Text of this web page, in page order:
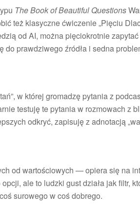
The Book of Beautiful Questions
też klasyczne ćwiczenie „Pięciu
od AI, można pięciokrotnie zapytać
prawdziwego źródła i sedna
w której gromadzę pytania z
testuję te pytania w rozmowach z
odkryć, zapisuję z adnotacją
od wartościowych — opiera się na
ale to ludzki gust działa jak filtr,
surowego w coś dobrego.